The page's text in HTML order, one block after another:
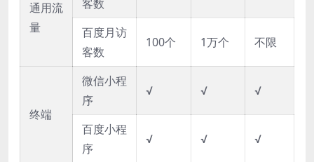
通用流
量
客数
百度月访
客数
100个 1万个 不限
终端
微信小程
序
√ √ √
百度小程
序
√ √ √